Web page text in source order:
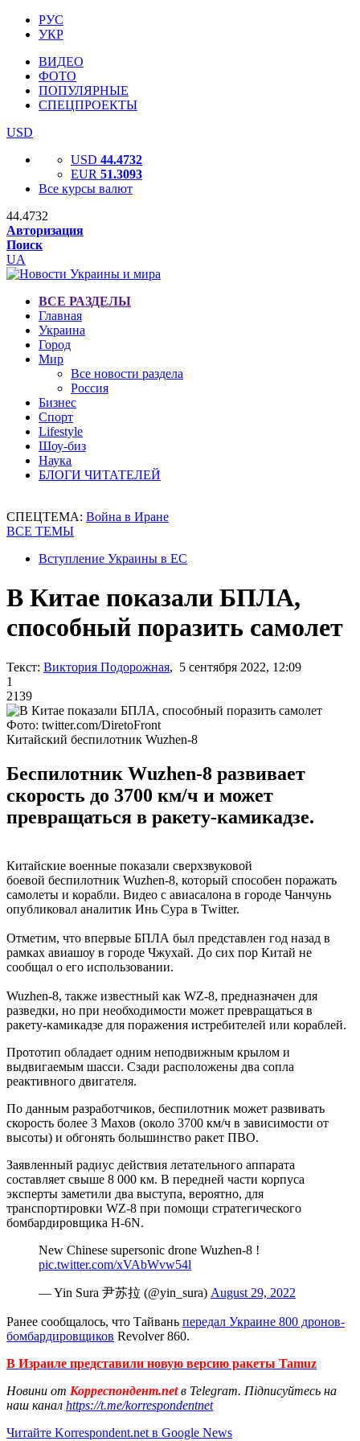
РУС
УКР
ВИДЕО
ФОТО
ПОПУЛЯРНЫЕ
СПЕЦПРОЕКТЫ
USD
USD 44.4732
EUR 51.3093
Все курсы валют
44.4732
Авторизация
Поиск
UA
ВСЕ РАЗДЕЛЫ
Главная
Украина
Город
Мир
Все новости раздела
Россия
Бизнес
Спорт
Lifestyle
Шоу-биз
Наука
БЛОГИ ЧИТАТЕЛЕЙ
СПЕЦТЕМА: Война в Иране
ВСЕ ТЕМЫ
Вступление Украины в ЕС
В Китае показали БПЛА,
способный поразить самолет
Текст: Виктория Подорожная, 5 сентября 2022, 12:09
1
2139
Фото: twitter.com/DiretoFront
Китайский беспилотник Wuzhen-8
Беспилотник Wuzhen-8 развивает
скорость до 3700 км/ч и может
превращаться в ракету-камикадзе.
Китайские военные показали сверхзвуковой
боевой беспилотник Wuzhen-8, который способен поражать
самолеты и корабли. Видео с авиасалона в городе Чанчунь
опубликовал аналитик Инь Сура в Twitter.
Отметим, что впервые БПЛА был представлен год назад в
рамках авиашоу в городе Чжухай. До сих пор Китай не
сообщал о его использовании.
Wuzhen-8, также известный как WZ-8, предназначен для
разведки, но при необходимости может превращаться в
ракету-камикадзе для поражения истребителей или кораблей.
Прототип обладает одним неподвижным крылом и
выдвигаемым шасси. Сзади расположены два сопла
реактивного двигателя.
По данным разработчиков, беспилотник может развивать
скорость более 3 Махов (около 3700 км/ч в зависимости от
высоты) и обгонять большинство ракет ПВО.
Заявленный радиус действия летательного аппарата
составляет свыше 8 000 км. В передней части корпуса
эксперты заметили два выступа, вероятно, для
транспортировки WZ-8 при помощи стратегического
бомбардировщика H-6N.
New Chinese supersonic drone Wuzhen-8 !
pic.twitter.com/xVAbWvw54l
— Yin Sura 尹苏拉 (@yin_sura) August 29, 2022
Ранее сообщалось, что Тайвань передал Украине 800 дронов-
бомбардировщиков Revolver 860.
В Израиле представили новую версию ракеты Tamuz
Новини от Корреспондент.netв Telegram. Підписуйтесь на
наш канал https://t.me/korrespondentnet
Читайте Korrespondent.net в Google News